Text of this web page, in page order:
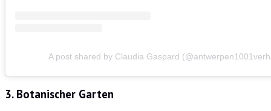
A post shared by Claudia Gaspard
3. Botanischer Garten